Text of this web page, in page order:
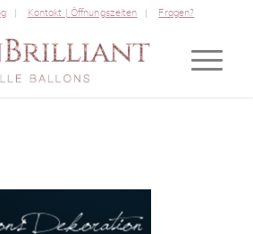
Kontakt | Öffnungszeiten Fragen?